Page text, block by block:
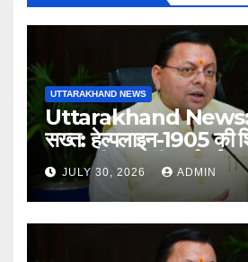
UTTARAKHAND NEWS
Uttarakhand News:
सख्त: हेल्पलाइन-1905 की
लापरवाही पर होगी कार्रवाई,
अधिकारियों को नोटिस…
JULY 30, 2026 ADMIN